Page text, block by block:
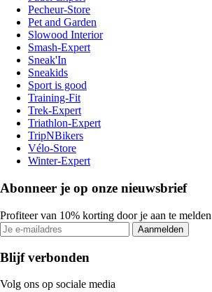
Pecheur-Store
Pet and Garden
Slowood Interior
Smash-Expert
Sneak'In
Sneakids
Sport is good
Training-Fit
Trek-Expert
Triathlon-Expert
TripNBikers
Vélo-Store
Winter-Expert
Abonneer je op onze nieuwsbrief
Profiteer van 10% korting door je aan te
Aanmelden
Blijf verbonden
Volg ons op sociale media